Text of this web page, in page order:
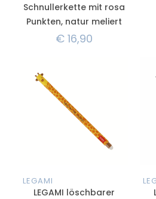
Schnullerkette mit rosa
Punkten, natur meliert
€16,90
LEGAMI
LEGAMI löschbarer